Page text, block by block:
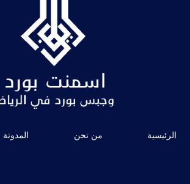
الرئيسية من نحن المدونة